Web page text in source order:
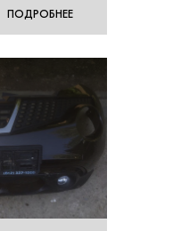
ПОДРОБНЕЕ